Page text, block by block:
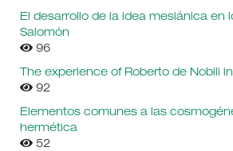
El desarrollo de la idea mesiánica en
Salomón
96
The experience of Roberto de Nobili
92
Elementos comunes a las
hermética
52